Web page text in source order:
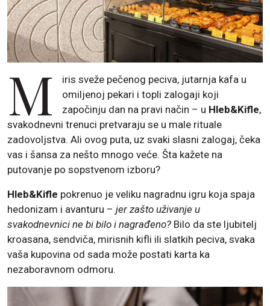
M
iris sveže pečenog peciva, jutarnja kafa u
omiljenoj pekari i topli zalogaji koji
započinju dan na pravi način – u Hleb&Kifle,
svakodnevni trenuci pretvaraju se u male rituale
zadovoljstva. Ali ovog puta, uz svaki slasni zalogaj, čeka
vas i šansa za nešto mnogo veće. Šta kažete na
putovanje po sopstvenom izboru?
Hleb&Kifle pokrenuo je veliku nagradnu igru koja spaja
hedonizam i avanturu – jer zašto uživanje u
svakodnevnici ne bi bilo i nagrađeno? Bilo da ste ljubitelj
kroasana, sendviča, mirisnih kifli ili slatkih peciva, svaka
vaša kupovina od sada može postati karta ka
nezaboravnom odmoru.